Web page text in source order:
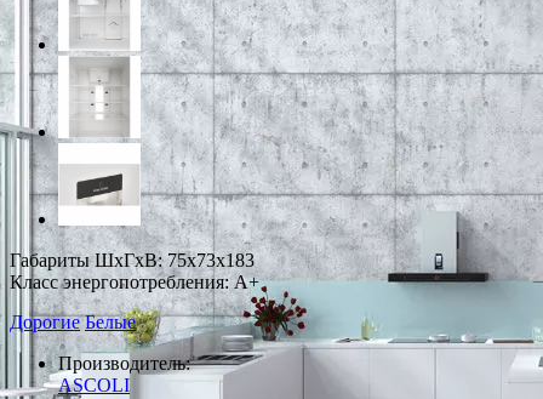
Габариты ШxГxВ: 75x73x183
Класс энергопотребления: A+
Дорогие Белые
Производитель:
ASCOLI